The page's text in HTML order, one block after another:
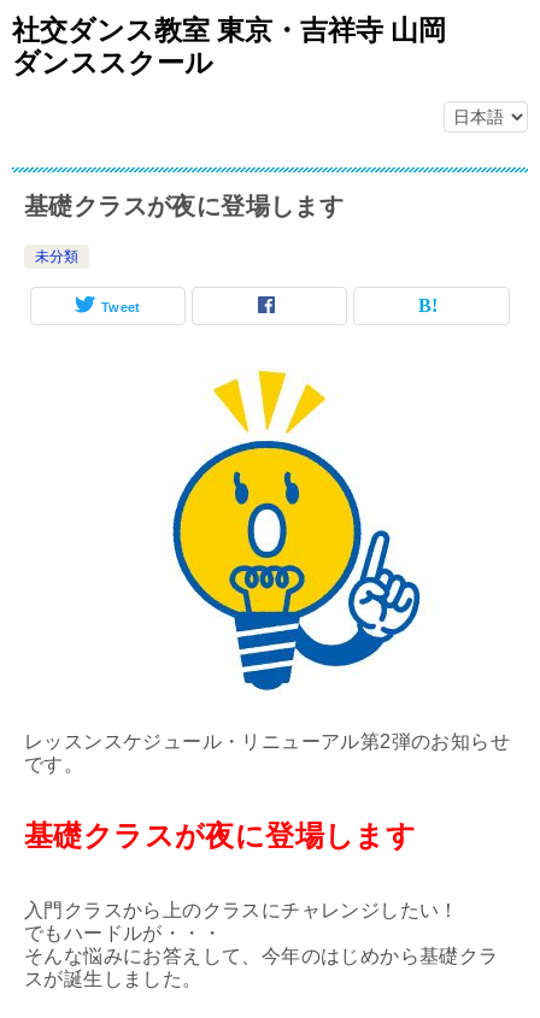
社交ダンス教室 東京・吉祥寺 山岡
ダンススクール
基礎クラスが夜に登場します
未分類
Tweet
レッスンスケジュール・リニューアル第2弾のお知らせ
です。
基礎クラスが夜に登場します
入門クラスから上のクラスにチャレンジしたい！
でもハードルが・・・
そんな悩みにお答えして、今年のはじめから基礎クラ
スが誕生しました。